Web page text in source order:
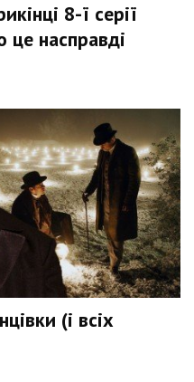
8-ї серії
насправді
(і всіх